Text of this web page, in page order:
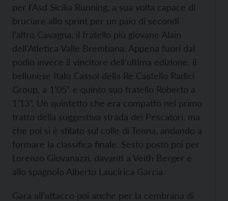
per l’Asd Sicilia Running, a sua volta capace di
bruciare allo sprint per un paio di secondi
l’altro Cavagna, il fratello più giovane Alain
dell’Atletica Valle Brembana. Appena fuori dal
podio invece il vincitore dell’ultima edizione, il
bellunese Italo Cassol della Re Castello Radici
Group, a 1’05” e quinto suo fratello Roberto a
1’13”. Un quintetto che era compatto nel primo
tratto della suggestiva strada dei Pescatori, ma
che poi si è sfilato sul colle di Tenna, andando a
formare la classifica finale. Sesto posto poi per
Lorenzo Giovanazzi, davanti a Veith Berger e
allo spagnolo Alberto Laucirica Garcia.
Gara all’attacco poi anche per la cembrana di